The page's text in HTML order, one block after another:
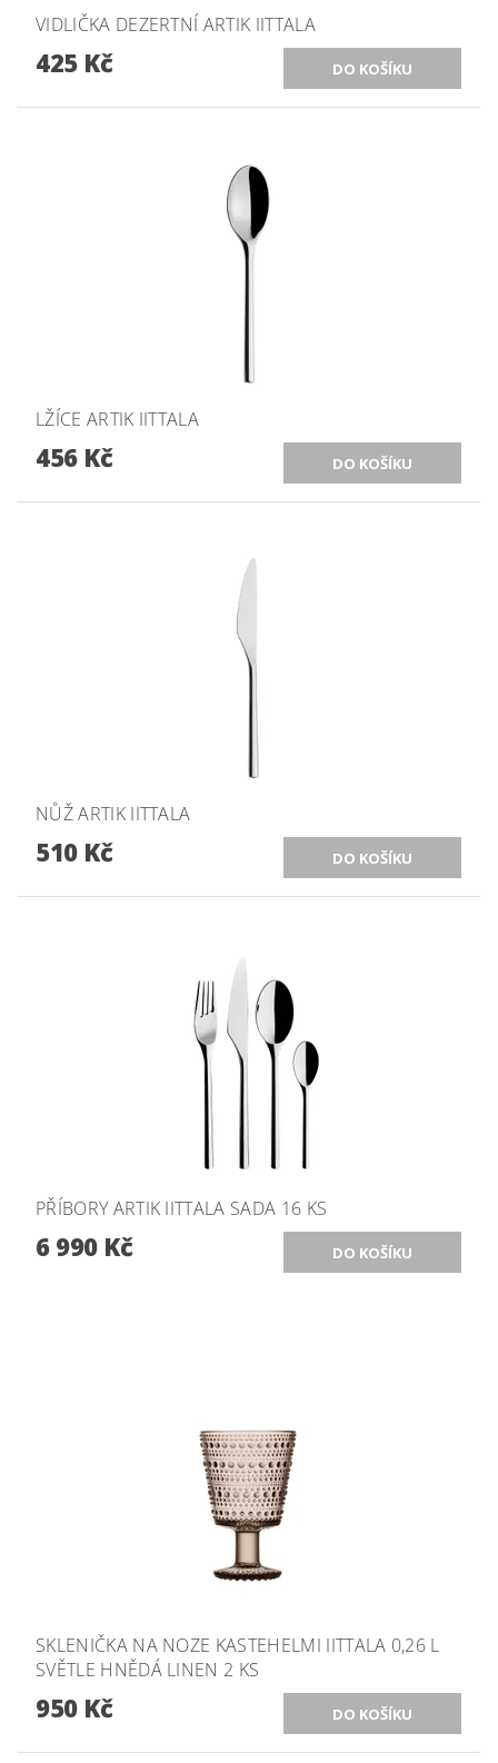
VIDLIČKA DEZERTNÍ ARTIK IITTALA
425 Kč
LŽÍCE ARTIK IITTALA
456 Kč
NŮŽ ARTIK IITTALA
510 Kč
PŘÍBORY ARTIK IITTALA SADA 16 KS
6 990 Kč
SKLENIČKA NA NOZE KASTEHELMI IITTALA 0,26 L
SVĚTLE HNĚDÁ LINEN 2 KS
950 Kč